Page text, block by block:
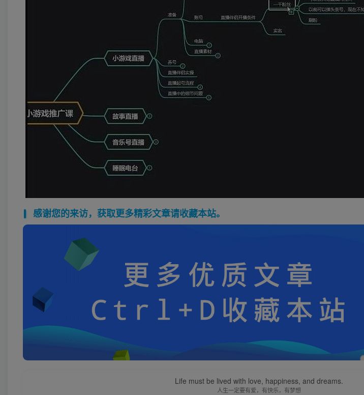
感谢您的来访，获取更多精彩文章请收藏本站。
Life must be lived with love, happiness, and dreams.
人生一定要有爱，有快乐，有梦想